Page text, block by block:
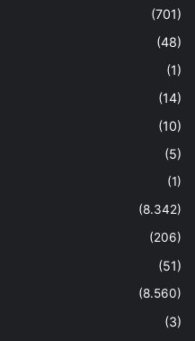
(701)
(48)
(1)
(14)
(10)
(5)
(1)
(8.342)
(206)
(51)
(8.560)
(3)